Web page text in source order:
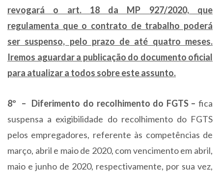
revogará o art. 18 da MP 927/2020, que
regulamenta que o contrato de trabalho poderá
ser suspenso, pelo prazo de até quatro meses.
Iremos aguardar a publicação do documento oficial
para atualizar a todos sobre este assunto.
8º – Diferimento do recolhimento do FGTS – fica
suspensa a exigibilidade do recolhimento do FGTS
pelos empregadores, referente às competências de
março, abril e maio de 2020, com vencimento em abril,
maio e junho de 2020, respectivamente, por sua vez,